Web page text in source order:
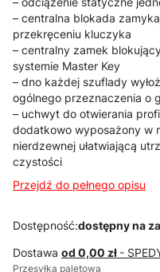
– centralna blokada
przekręceniu kluczyka
– centralny zamek
systemie Master Key
– dno każdej szuflady
ogólnego przeznaczenia o
– uchwyt do otwierania
dodatkowo wyposażony w
nierdzewnej ułatwiającą
czystości
Przejdź do pełnego opisu
Dostępność:dostępny na
Dostawa od 0,00 zł -
Przesyłka paletowa